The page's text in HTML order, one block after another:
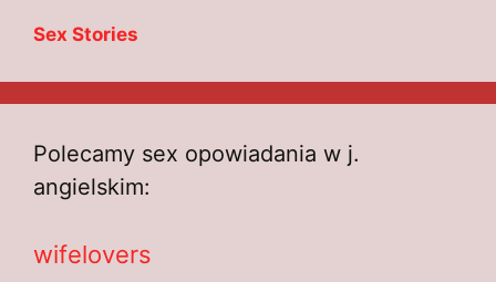
Sex Stories
Polecamy sex opowiadania w j.
angielskim:
wifelovers